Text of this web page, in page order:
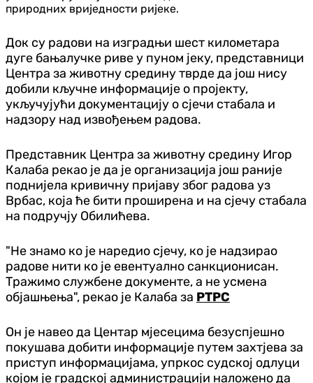
природних вриједности ријеке.
Док су радови на изградњи шест километара
дуге бањалучке риве у пуном јеку, представници
Центра за животну средину тврде да још нису
добили кључне информације о пројекту,
укључујући документацију о сјечи стабала и
надзору над извођењем радова.
Представник Центра за животну средину Игор
Калаба рекао је да је организација још раније
поднијела кривичну пријаву због радова уз
Врбас, која ће бити проширена и на сјечу стабала
на подручју Обилићева.
"Не знамо ко је наредио сјечу, ко је надзирао
радове нити ко је евентуално санкционисан.
Тражимо службене документе, а не усмена
објашњења", рекао је Калаба за РТРС
Он је навео да Центар мјесецима безуспјешно
покушава добити информације путем захтјева за
приступ информацијама, упркос судској одлуци
којом је градској администрацији наложено да